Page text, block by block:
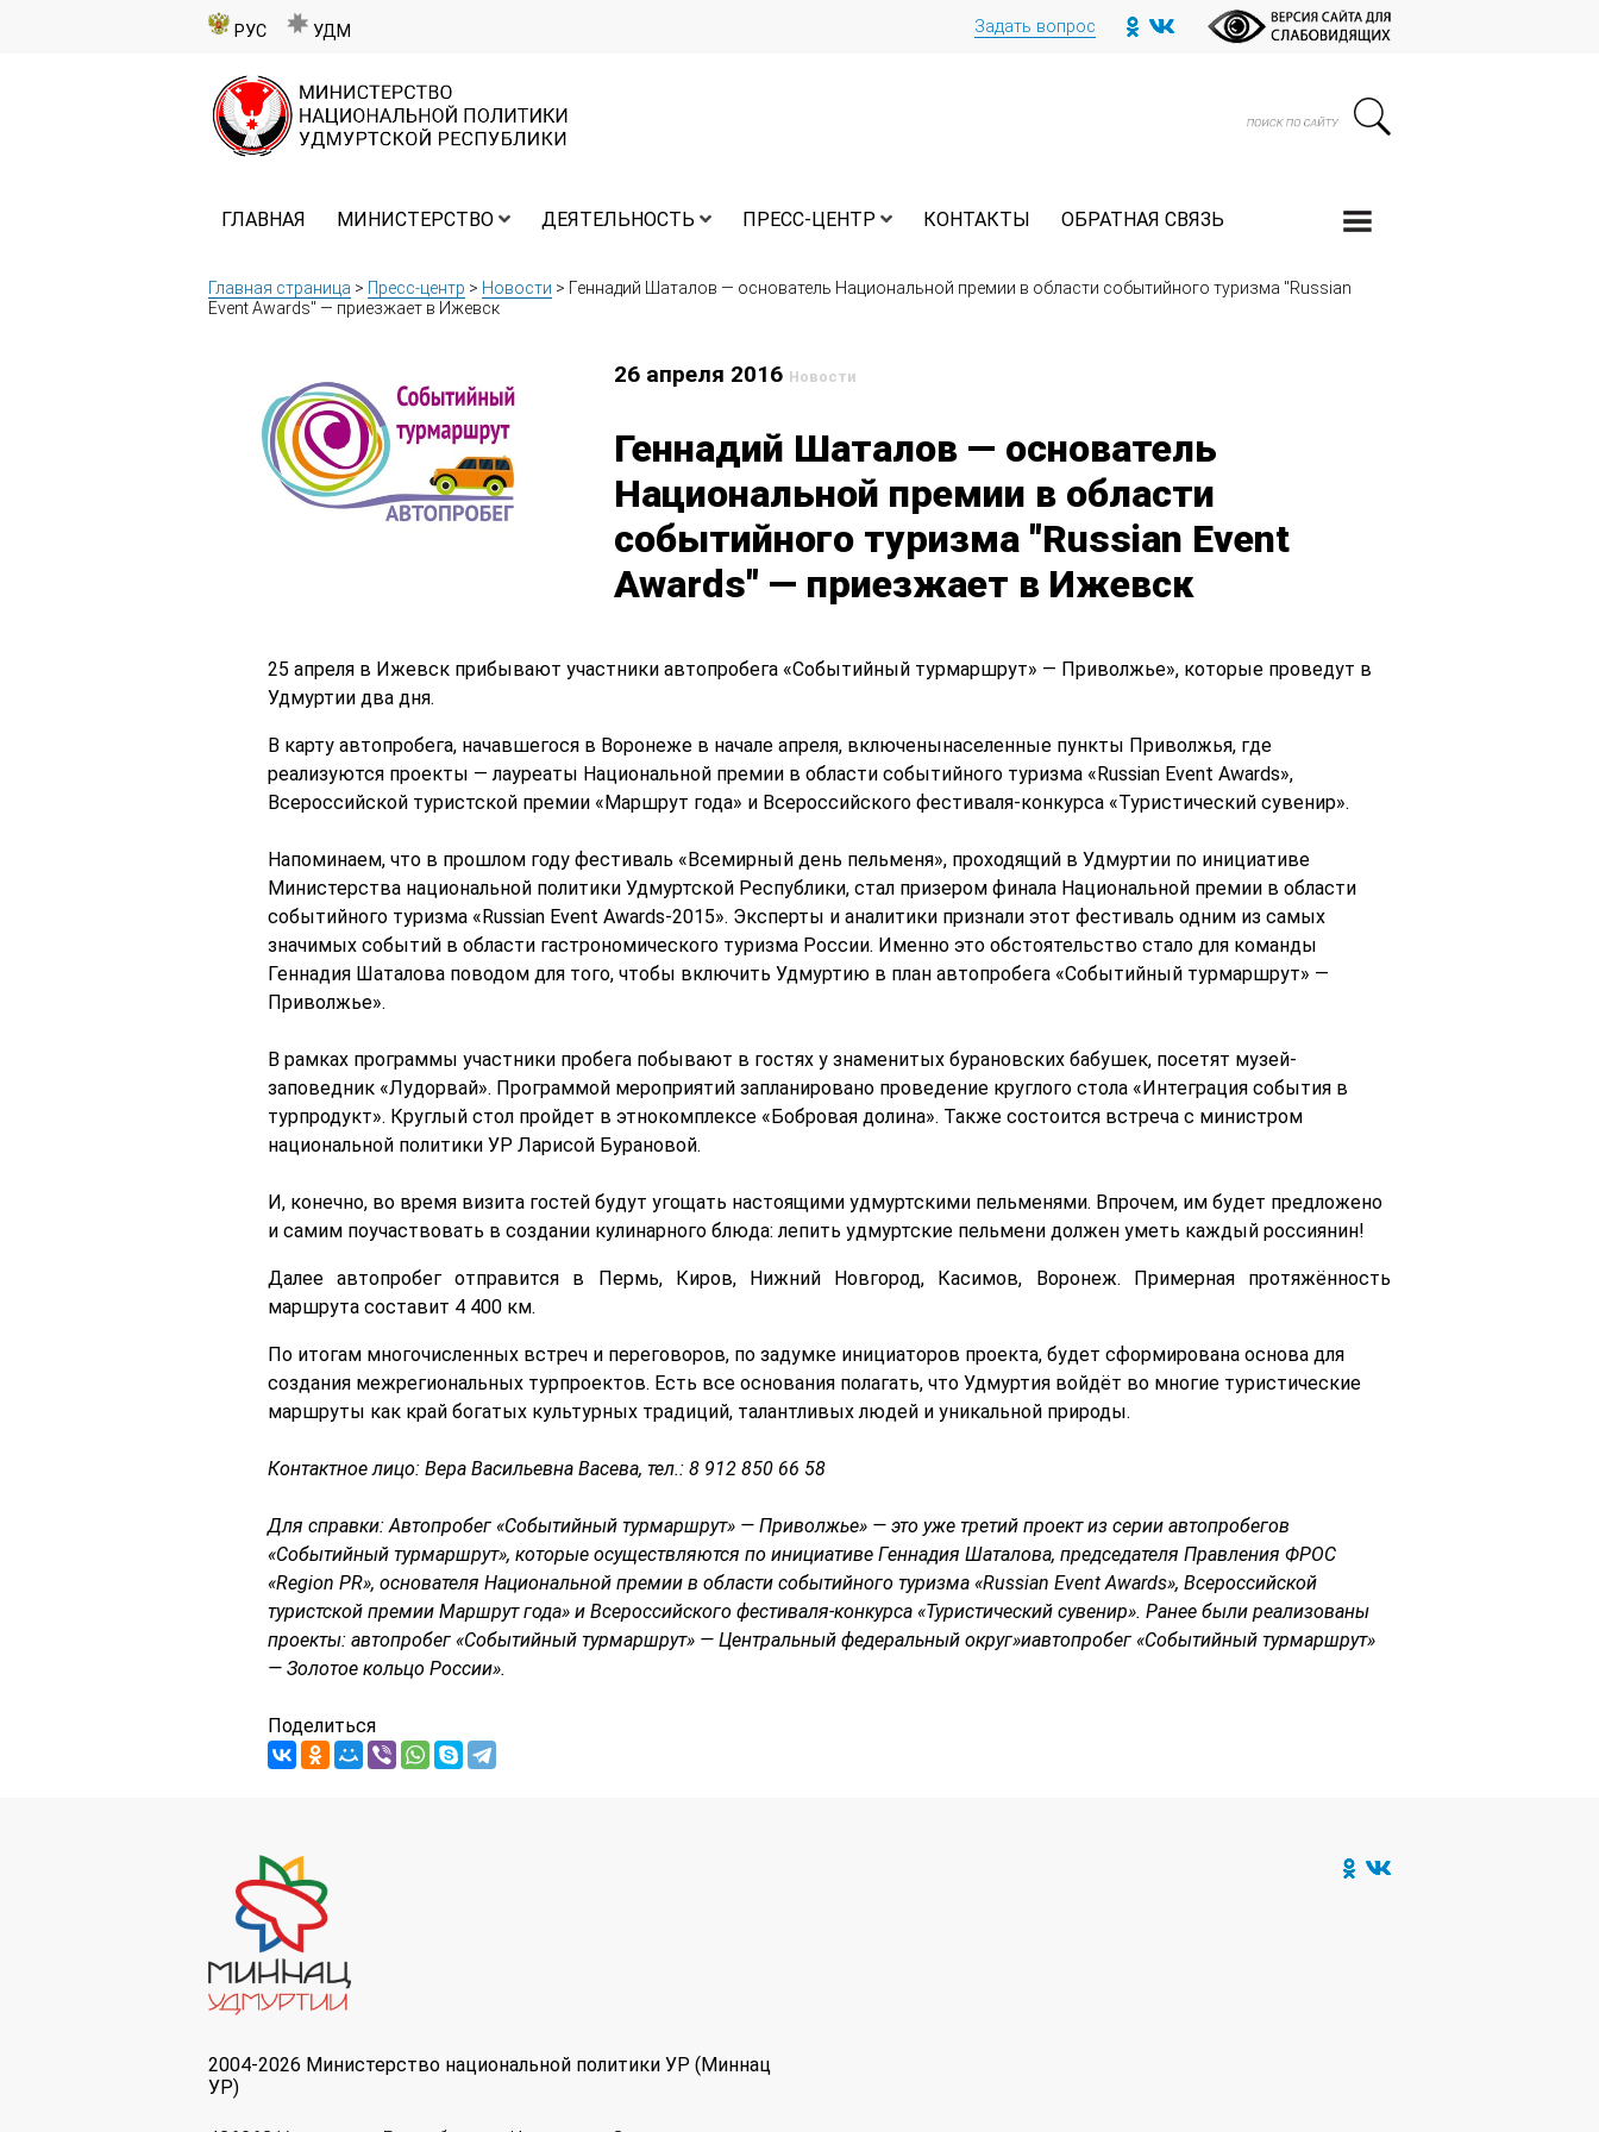
РУС УДМ Задать вопрос
ГЛАВНАЯ МИНИСТЕРСТВО ДЕЯТЕЛЬНОСТЬ ПРЕСС-ЦЕНТР КОНТАКТЫ ОБРАТНАЯ СВЯЗЬ
Главная страница > Пресс-центр > Новости > Геннадий Шаталов — основатель Национальной премии в области событийного туризма "Russian
Event Awards" — приезжает в Ижевск
26 апреля 2016 Новости
Геннадий Шаталов — основатель
Национальной премии в области
событийного туризма "Russian Event
Awards" — приезжает в Ижевск
25 апреля в Ижевск прибывают участники автопробега «Событийный турмаршрут» — Приволжье», которые проведут в
Удмуртии два дня.
В карту автопробега, начавшегося в Воронеже в начале апреля, включенынаселенные пункты Приволжья, где
реализуются проекты — лауреаты Национальной премии в области событийного туризма «Russian Event Awards»,
Всероссийской туристской премии «Маршрут года» и Всероссийского фестиваля-конкурса «Туристический сувенир».
Напоминаем, что в прошлом году фестиваль «Всемирный день пельменя», проходящий в Удмуртии по инициативе
Министерства национальной политики Удмуртской Республики, стал призером финала Национальной премии в области
событийного туризма «Russian Event Awards-2015». Эксперты и аналитики признали этот фестиваль одним из самых
значимых событий в области гастрономического туризма России. Именно это обстоятельство стало для команды
Геннадия Шаталова поводом для того, чтобы включить Удмуртию в план автопробега «Событийный турмаршрут» —
Приволжье».
В рамках программы участники пробега побывают в гостях у знаменитых бурановских бабушек, посетят музей-
заповедник «Лудорвай». Программой мероприятий запланировано проведение круглого стола «Интеграция события в
турпродукт». Круглый стол пройдет в этнокомплексе «Бобровая долина». Также состоится встреча с министром
национальной политики УР Ларисой Бурановой.
И, конечно, во время визита гостей будут угощать настоящими удмуртскими пельменями. Впрочем, им будет предложено
и самим поучаствовать в создании кулинарного блюда: лепить удмуртские пельмени должен уметь каждый россиянин!
Далее автопробег отправится в Пермь, Киров, Нижний Новгород, Касимов, Воронеж. Примерная протяжённость
маршрута составит 4 400 км.
По итогам многочисленных встреч и переговоров, по задумке инициаторов проекта, будет сформирована основа для
создания межрегиональных турпроектов. Есть все основания полагать, что Удмуртия войдёт во многие туристические
маршруты как край богатых культурных традиций, талантливых людей и уникальной природы.
Контактное лицо: Вера Васильевна Васева, тел.: 8 912 850 66 58
Для справки: Автопробег «Событийный турмаршрут» — Приволжье» — это уже третий проект из серии автопробегов
«Событийный турмаршрут», которые осуществляются по инициативе Геннадия Шаталова, председателя Правления ФРОС
«Region PR», основателя Национальной премии в области событийного туризма «Russian Event Awards», Всероссийской
туристской премии Маршрут года» и Всероссийского фестиваля-конкурса «Туристический сувенир». Ранее были реализованы
проекты: автопробег «Событийный турмаршрут» — Центральный федеральный округ»иавтопробег «Событийный турмаршрут»
— Золотое кольцо России».
Поделиться
2004-2026 Министерство национальной политики УР (Миннац
УР)